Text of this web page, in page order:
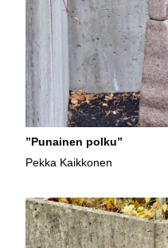
”Punainen polku”
Pekka Kaikkonen